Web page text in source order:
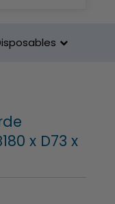
x D73 x